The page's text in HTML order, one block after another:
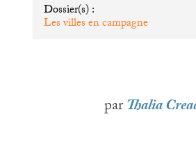
Dossier(s) :
Les villes en campagne
parThalia